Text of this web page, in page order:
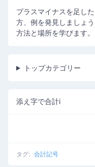
プラスマイナスを足し
方、例を発見しましょ
方法と場所を学びます。
トップカテゴリー
添え字で合計i
タグ: 合計記号